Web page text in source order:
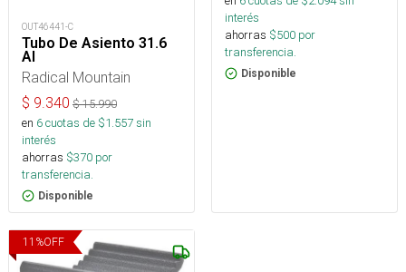
OUT46441-C
Tubo De Asiento 31.6
Al
Radical Mountain
$ 9.340 $15.990
en 6cuotas de $1.557sin
interés
ahorras $370 por
transferencia.
Disponible
interés
ahorras $500 por
transferencia.
Disponible
11 %OFF